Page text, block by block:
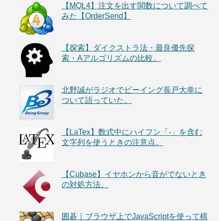
【MQL4】注文を出す関数について調べて
みた【OrderSend】
【探索】ダイクストラ法・最良優先探
索・Aアルゴリズムの比較。
北野誠がラジオでビーイング長戸大幸に
ついて語っていた。
【LaTex】数式中にハイフン「-」を含む
文字列を使うときの注意点。
【Cubase】イヤホンから音がでないとき
の対処方法。
囲碁｜ブラウザ上でJavaScriptを使って棋